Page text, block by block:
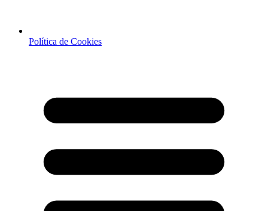
Política de Cookies